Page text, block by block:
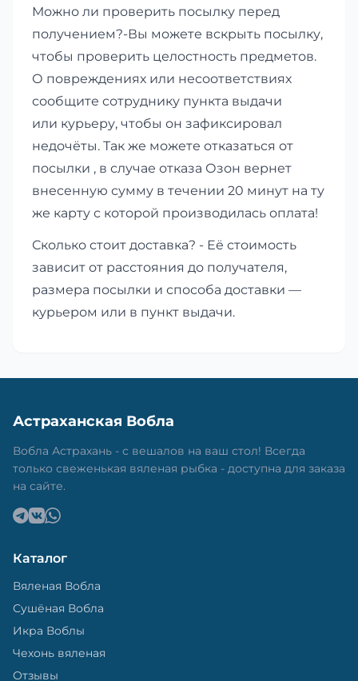
Можно ли проверить посылку перед
получением?-Вы можете вскрыть посылку,
чтобы проверить целостность предметов.
О повреждениях или несоответствиях
сообщите сотруднику пункта выдачи
или курьеру, чтобы он зафиксировал
недочёты. Так же можете отказаться от
посылки , в случае отказа Озон вернет
внесенную сумму в течении 20 минут на ту
же карту с которой производилась оплата!
Сколько стоит доставка? - Её стоимость
зависит от расстояния до получателя,
размера посылки и способа доставки —
курьером или в пункт выдачи.
Астраханская Вобла
Вобла Астрахань - с вешалов на ваш стол! Всегда
только свеженькая вяленая рыбка - доступна для заказа
на сайте.
Каталог
Вяленая Вобла
Сушёная Вобла
Икра Воблы
Чехонь вяленая
Отзывы